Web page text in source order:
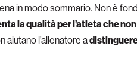
in modo sommario. Non è
la qualità per l’atleta che
l’allenatore a